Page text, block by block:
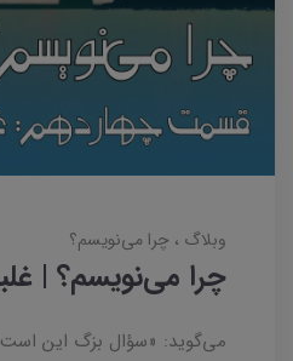
وبلاگ چرا می‌نویسم؟
چرا می‌نویسم؟ |
می‌گوید: «سؤال بزگ این است